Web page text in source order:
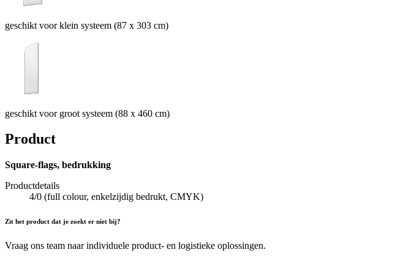
geschikt voor klein systeem (87 x 303 cm)
geschikt voor groot systeem (88 x 460 cm)
Product
Square-flags, bedrukking
Productdetails
4/0 (full colour, enkelzijdig bedrukt, CMYK)
Zit het product dat je zoekt er niet bij?
Vraag ons team naar individuele product- en logistieke oplossingen.